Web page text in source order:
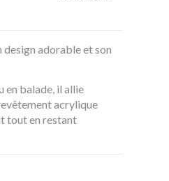
adorable et son
en balade, il allie
acrylique
tout en restant